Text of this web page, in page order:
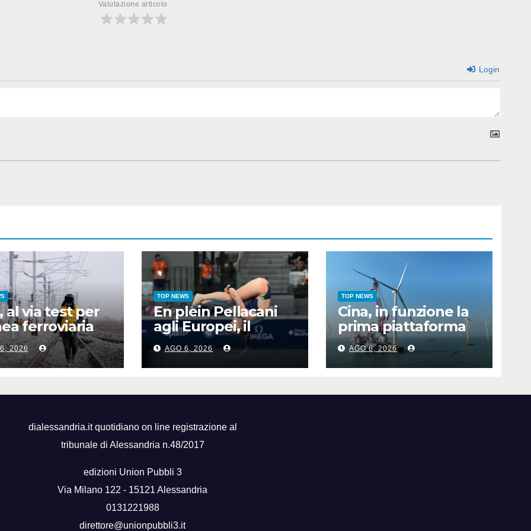
Valutazione articolo
Login
al via test per
ferroviaria
velocità in
permafrost
2026
TOP NEWS
En plein Pellacani
agli Europei, il
quinto oro arriva nel
sincro con Pizzini
AGO 6, 2026
TOP NEWS
Cina, in funzione la
prima piattaforma
eolica galleggiante
da 16 MW
AGO 6, 2026
dialessandria.it quotidiano on line registrazione al
tribunale di Alessandria n.48/2017
edizioni Union Pubbli 3
Via Milano 122 - 15121 Alessandria
0131221988
direttore@unionpubbli3.it